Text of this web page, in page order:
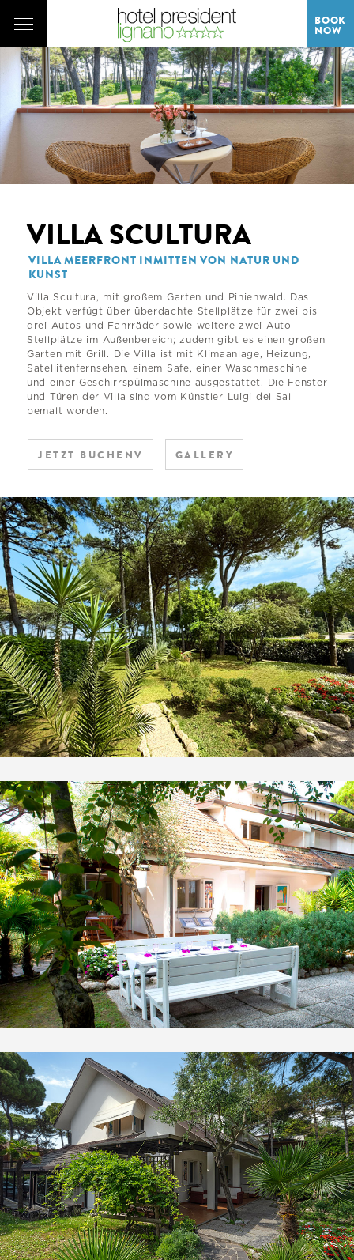
BOOK
NOW
VILLA SCULTURA
VILLA MEERFRONT INMITTEN VON NATUR UND
KUNST
Villa Scultura, mit großem Garten und Pinienwald. Das
Objekt verfügt über überdachte Stellplätze für zwei bis
drei Autos und Fahrräder sowie weitere zwei Auto-
Stellplätze im Außenbereich; zudem gibt es einen großen
Garten mit Grill. Die Villa ist mit Klimaanlage, Heizung,
Satellitenfernsehen, einem Safe, einer Waschmaschine
und einer Geschirrspülmaschine ausgestattet. Die Fenster
und Türen der Villa sind vom Künstler Luigi del Sal
bemalt worden.
JETZT BUCHENV GALLERY